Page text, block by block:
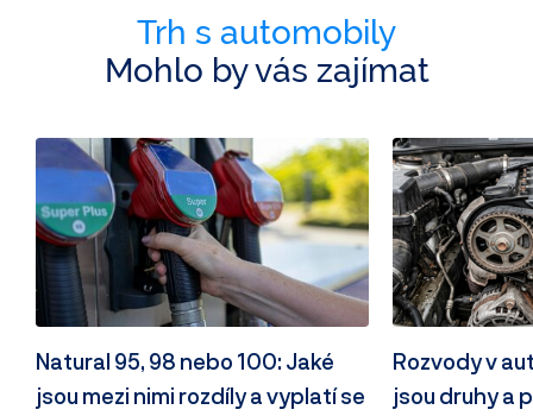
Trh s automobily
Mohlo by vás zajímat
Natural 95, 98 nebo 100: Jaké
jsou mezi nimi rozdíly a vyplatí se
Rozvody v
jsou druhy a